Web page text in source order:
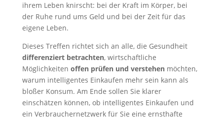
ihrem Leben knirscht: bei der Kraft im Körper, bei
der Ruhe rund ums Geld und bei der Zeit für das
eigene Leben.
Dieses Treffen richtet sich an alle, die Gesundheit
differenziert betrachten, wirtschaftliche
Möglichkeiten offen prüfen und verstehenmöchten,
warum intelligentes Einkaufen mehr sein kann als
bloßer Konsum. Am Ende sollen Sie klarer
einschätzen können, ob intelligentes Einkaufen und
ein Verbrauchernetzwerk für Sie eine ernsthafte